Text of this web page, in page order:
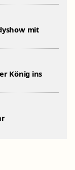
mit
König ins